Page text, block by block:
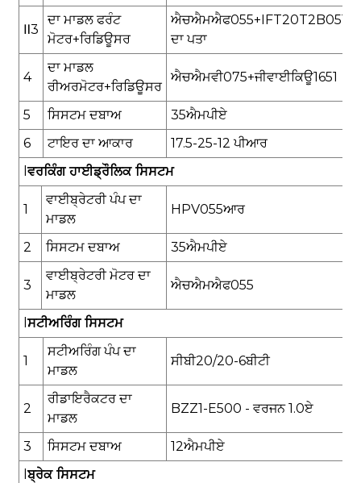
Ⅱ3
ਦਾ ਮਾਡਲਫਰੰਟ
ਮੋਟਰ+ਰਿਡਿਊਸਰ
ਐਚਐਮਐਫ055+IFT20T2B051C
ਦਾ ਪਤਾ
4
ਦਾ ਮਾਡਲ
ਰੀਅਰਮੋਟਰ+ਰਿਡਿਊਸਰ
ਐਚਐਮਵੀ075+ਜੀਵਾਈਕਿਊ1651
5 ਸਿਸਟਮ ਦਬਾਅ 35ਐਮਪੀਏ
6
ਟਾਇਰ ਦਾ ਆਕਾਰ 17.5-25-12 ਪੀਆਰ
lਵਰਕਿੰਗ ਹਾਈਡ੍ਰੌਲਿਕ ਸਿਸਟਮ
1
ਵਾਈਬ੍ਰੇਟਰੀ ਪੰਪ ਦਾ
ਮਾਡਲ
HPV055ਆਰ
2 ਸਿਸਟਮ ਦਬਾਅ 35ਐਮਪੀਏ
3
ਵਾਈਬ੍ਰੇਟਰੀ ਮੋਟਰ ਦਾ
ਮਾਡਲ
ਐਚਐਮਐਫ055
lਸਟੀਅਰਿੰਗ ਸਿਸਟਮ
1
ਸਟੀਅਰਿੰਗ ਪੰਪ ਦਾ
ਮਾਡਲ
ਸੀਬੀ20/20-6ਬੀਟੀ
2
ਰੀਡਾਇਰੈਕਟਰ ਦਾ
ਮਾਡਲ
BZZ1-E500 - ਵਰਜਨ 1.0ਏ
3 ਸਿਸਟਮ ਦਬਾਅ 12ਐਮਪੀਏ
lਬ੍ਰੇਕ ਸਿਸਟਮ